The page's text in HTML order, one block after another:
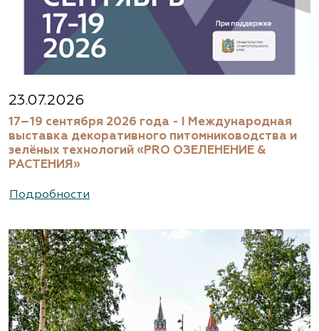
23.07.2026
17–19 сентября 2026 года - I Международная
выставка декоративного питомниководства и
зелёных технологий «PRO ОЗЕЛЕНЕНИЕ &
РАСТЕНИЯ»
Подробности